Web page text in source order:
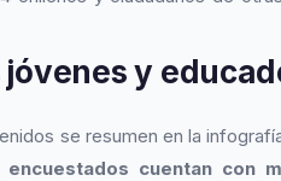
y
se resumen en la
encuestados cuentan con